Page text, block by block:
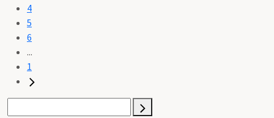
4
5
6
...
1